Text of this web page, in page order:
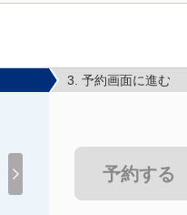
3. 予約画面に進む
予約する